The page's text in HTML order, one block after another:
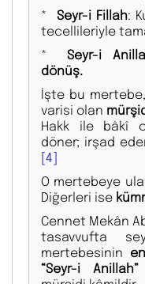
* Seyr-i Fillah:
tecellileriyle
*Seyr-i
dönüş.
İşte bu
varisi olan
Hakk ile bâkî
döner; irşad
[4]
O mertebeye
Diğerleri ise
Cennet Mekân
tasavvufta
mertebesinin
“Seyr-i Anillah”